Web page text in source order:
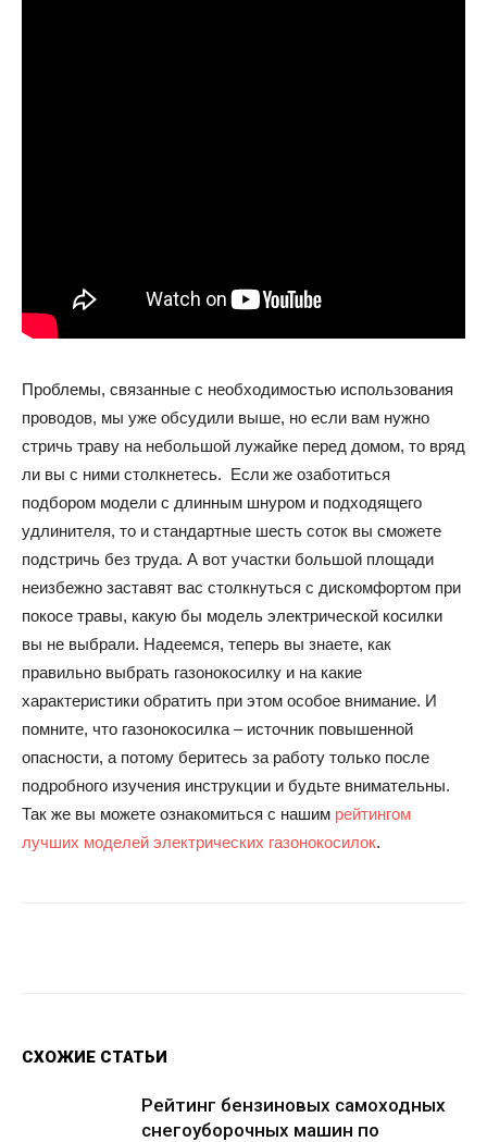
Проблемы, связанные с необходимостью использования
проводов, мы уже обсудили выше, но если вам нужно
стричь траву на небольшой лужайке перед домом, то вряд
ли вы с ними столкнетесь. Если же озаботиться
подбором модели с длинным шнуром и подходящего
удлинителя, то и стандартные шесть соток вы сможете
подстричь без труда. А вот участки большой площади
неизбежно заставят вас столкнуться с дискомфортом при
покосе травы, какую бы модель электрической косилки
вы не выбрали. Надеемся, теперь вы знаете, как
правильно выбрать газонокосилку и на какие
характеристики обратить при этом особое внимание. И
помните, что газонокосилка – источник повышенной
опасности, а потому беритесь за работу только после
подробного изучения инструкции и будьте внимательны.
Так же вы можете ознакомиться с нашим рейтингом
лучших моделей электрических газонокосилок.
СХОЖИЕ СТАТЬИ
Рейтинг бензиновых самоходных
снегоуборочных машин по